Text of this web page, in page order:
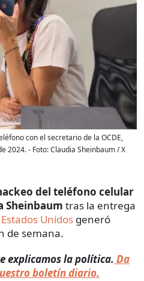
con el secretario de la OCDE,
2024.- Foto:Claudia Sheinbaum / X
del teléfono celular
Sheinbaum tras la entrega
Unidos generó
de semana.
explicamos la política. Da
boletín diario.